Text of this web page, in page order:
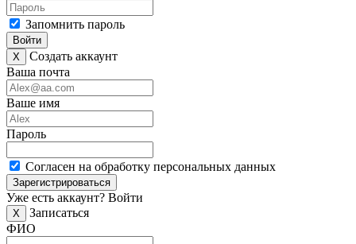
Запомнить пароль
Войти
X
Создать аккаунт
Ваша почта
Ваше имя
Пароль
Согласен на обработку персональных данных
Зарегистрироваться
Уже есть аккаунт? Войти
X
Записаться
ФИО